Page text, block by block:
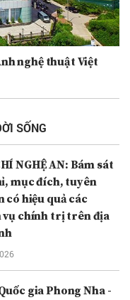
nghệ thuật Việt
SỐNG
NGHỆ AN: Bám sát
mục đích, tuyên
có hiệu quả các
vụ chính trị trên địa
gia Phong Nha -